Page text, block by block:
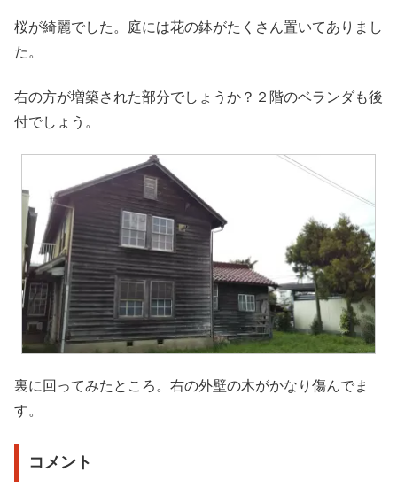
桜が綺麗でした。庭には花の鉢がたくさん置いてありまし
た。
右の方が増築された部分でしょうか？２階のベランダも後
付でしょう。
裏に回ってみたところ。右の外壁の木がかなり傷んでま
す。
コメント